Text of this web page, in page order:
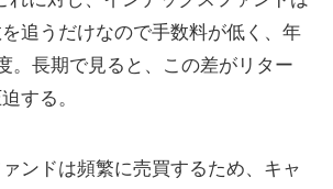
追うだけなので手数料が低く、年
。長期で見ると、この差がリター
する。
ンドは頻繁に売買するため、キャ